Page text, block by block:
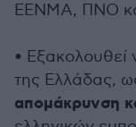
ΕΕΝΜΑ, ΠΝΟ
• Εξακολουθεί
της Ελλάδας,
απομάκρυνση